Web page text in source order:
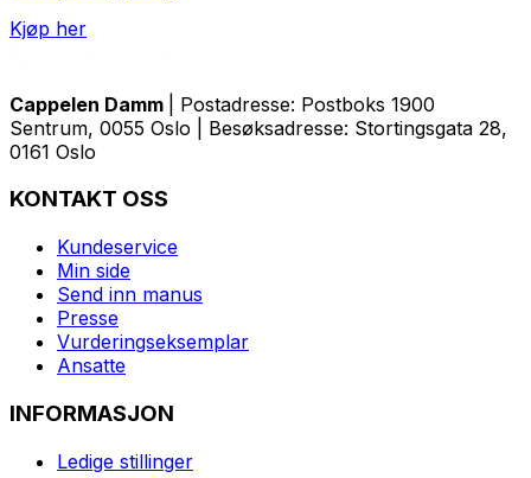
Kjøp her
Cappelen Damm
| Postadresse: Postboks 1900
Sentrum, 0055 Oslo | Besøksadresse: Stortingsgata 28,
0161 Oslo
KONTAKT OSS
Kundeservice
Min side
Send inn manus
Presse
Vurderingseksemplar
Ansatte
INFORMASJON
Ledige stillinger